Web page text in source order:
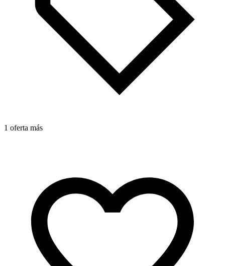
1 oferta más